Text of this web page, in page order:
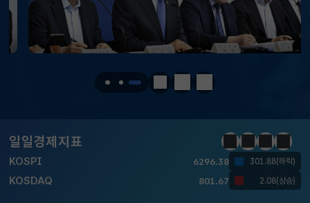
정지 이전 다음
일일경제지표
6296.38 301.88(하락)
KOSDAQ 801.67 2.08(상승)
KOSPI 6296.38 301.88(하락)
KOSDAQ 801.67 2.08(상승)
정지이전다음일일경